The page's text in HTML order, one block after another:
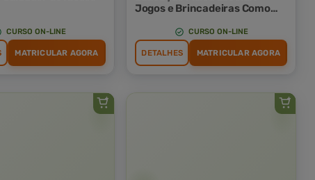
CURSO ON-LINE
MATRICULAR AGORA
Jogos e Brincadeiras Como
Emancipação do Sujeito
CURSO ON-LINE
DETALHES MATRICULAR AGORA